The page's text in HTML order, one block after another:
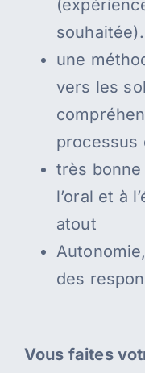
souhaitée).
une
vers les
processus
très bonne
l’oral et à
atout
des
Vous faites